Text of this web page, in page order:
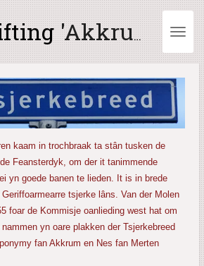
'Akkrum Ald en Nij'
kaam in trochbraak ta stân tusken de
Feansterdyk, om der it tanimmende
yn goede banen te lieden. It is in brede
tsjerke lâns. Van der Molen
foar de Kommisje oanlieding west hat om
yn oare plakken der Tsjerkebreed
fan Akkrum en Nes fan Merten